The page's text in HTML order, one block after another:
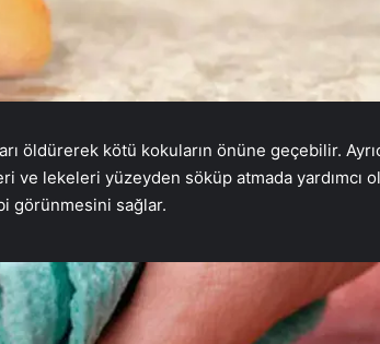
öldürerek kötü kokuların önüne geçebilir.
ve lekeleri yüzeyden söküp atmada yardımcı
görünmesini sağlar.